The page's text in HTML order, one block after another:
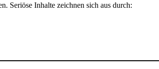
Seriöse Inhalte zeichnen sich aus durch: